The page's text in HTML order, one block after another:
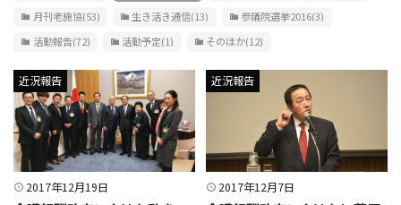
月刊老施協(53) 生き活き通信(13) 参議院選挙2016(3)
活動報告(72) 活動予定(1) そのほか(12)
2017年12月19日
近況報告
2017年12月7日
近況報告